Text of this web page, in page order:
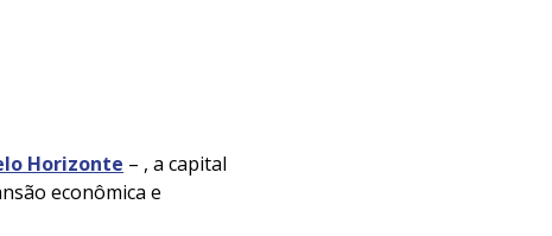
Horizonte – , a capital
econômica e